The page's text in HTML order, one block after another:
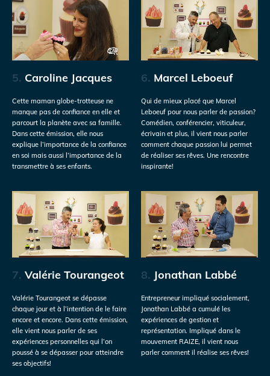
5. Caroline Jacques
Cette maman globe-trotteuse ne
manque pas de confiance en elle et
parcourt la planète avec sa famille.
Dans cette émission, elle nous
explique l’importance de la confiance
en soi mais aussi l’importance de la
transmettre à ses enfants.
6. Marcel Leboeuf
Qui de mieux placé que Marcel
Leboeuf pour nous parler de passion?
Comédien, conférencier, viticuleur,
écrivain et plus, il vient nous parler
comment chaque passion lui permet
de réaliser ses rêves. Une rencontre
inspirante!
7. Valérie Tourangeot
Valérie Tourangeot se dépasse
chaque jour et à l’intention de le faire
encore et encore. Dans cette émission,
elle vient nous parler de ses
expériences personnelles qui l’on
poussé à se dépasser pour atteindre
ses objectifs!
8. Jonathan Labbé
Entrepreneur impliqué socialement,
Jonathan Labbé a cumulé les
expériences de gestion et
représentation. Impliqué dans le
mouvement RAIZE, il vient nous
parler comment il réalise ses rêves!